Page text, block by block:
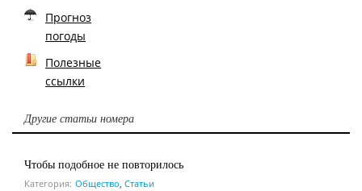
Прогноз
погоды
Полезные
ссылки
Другие статьи номера
Чтобы подобное не повторилось
Категория: Общество, Статьи